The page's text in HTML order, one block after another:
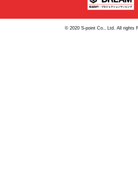
© 2020 S-point Co., Ltd. All rights